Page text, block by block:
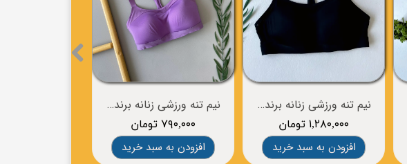
نیم تنه ورزشی زنانه برند BROOKS
۷۹۰,۰۰۰ تومان
افزودن به سبد خرید
نیم تنه ورزشی زنانه برند BROOKS
۱,۲۸۰,۰۰۰ تومان
افزودن به سبد خرید